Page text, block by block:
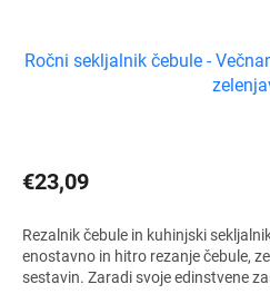
Ročni sekljalnik čebule -
€23,09
Rezalnik čebule in kuhinjski
enostavno in hitro rezanje čebule,
sestavin. Zaradi svoje edinstvene